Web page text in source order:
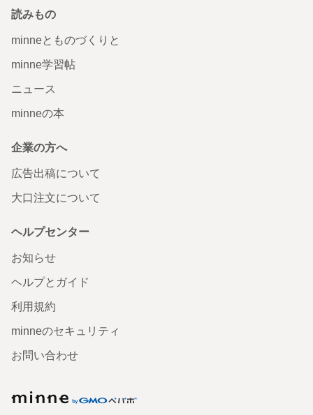
読みもの
minneとものづくりと
minne学習帖
ニュース
minneの本
企業の方へ
広告出稿について
大口注文について
ヘルプセンター
お知らせ
ヘルプとガイド
利用規約
minneのセキュリティ
お問い合わせ